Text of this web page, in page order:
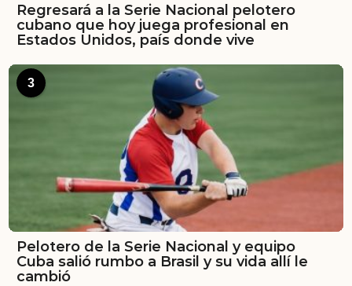
Regresará a la Serie Nacional pelotero
cubano que hoy juega profesional en
Estados Unidos, país donde vive
3
Pelotero de la Serie Nacional y equipo
Cuba salió rumbo a Brasil y su vida allí le
cambió